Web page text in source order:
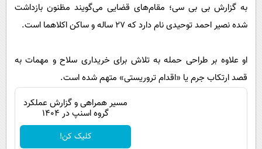
محیط زیست
فرهنگی
بین الملل
اجتماعی
حیات وحش
به گزارش بی بی سی؛ مقام‌های قضایی می‌گویند مظنون بازداشت
شده نصیر احمد توحیدی نام دارد که ۲۷ ساله و ساکن اکلاهما است.
او علاوه بر طراحی حمله به تلاش برای خریداری سلاح و مهمات به
قصد ارتکاب جرم یا «اقدام تروریستی» متهم شده است.
مسیر همراهی و گزارش عملکرد
گروه اسنپ در ۱۴۰۴
کلیک کن!